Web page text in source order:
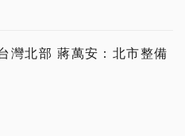
灣北部 蔣萬安：北市整備